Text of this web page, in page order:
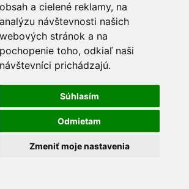
obsah a cielené reklamy, na
analýzu návštevnosti našich
webových stránok a na
pochopenie toho, odkiaľ naši
návštevníci prichádzajú.
Súhlasím
Odmietam
Zmeniť moje nastavenia
palivo
podmienky